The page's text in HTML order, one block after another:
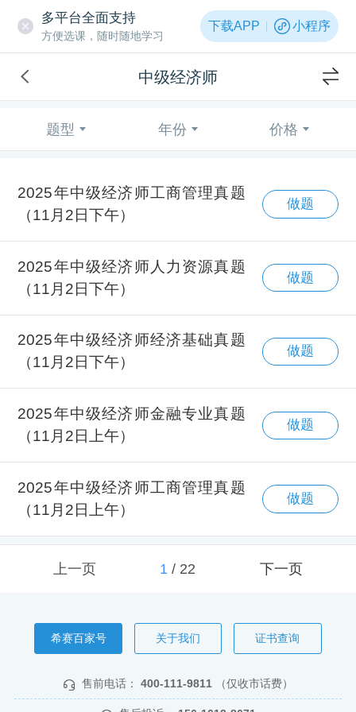
多平台全面支持
方便选课，随时随地学习
下载APP 小程序
中级经济师
题型 年份 价格
2025年中级经济师工商管理真题
（11月2日下午）
做题
2025年中级经济师人力资源真题
（11月2日下午）
做题
2025年中级经济师经济基础真题
（11月2日下午）
做题
2025年中级经济师金融专业真题
（11月2日上午）
做题
2025年中级经济师工商管理真题
（11月2日上午）
做题
上一页 1/ 22 下一页
希赛百家号 关于我们 证书查询
售前电话： 400-111-9811 （仅收市话费）